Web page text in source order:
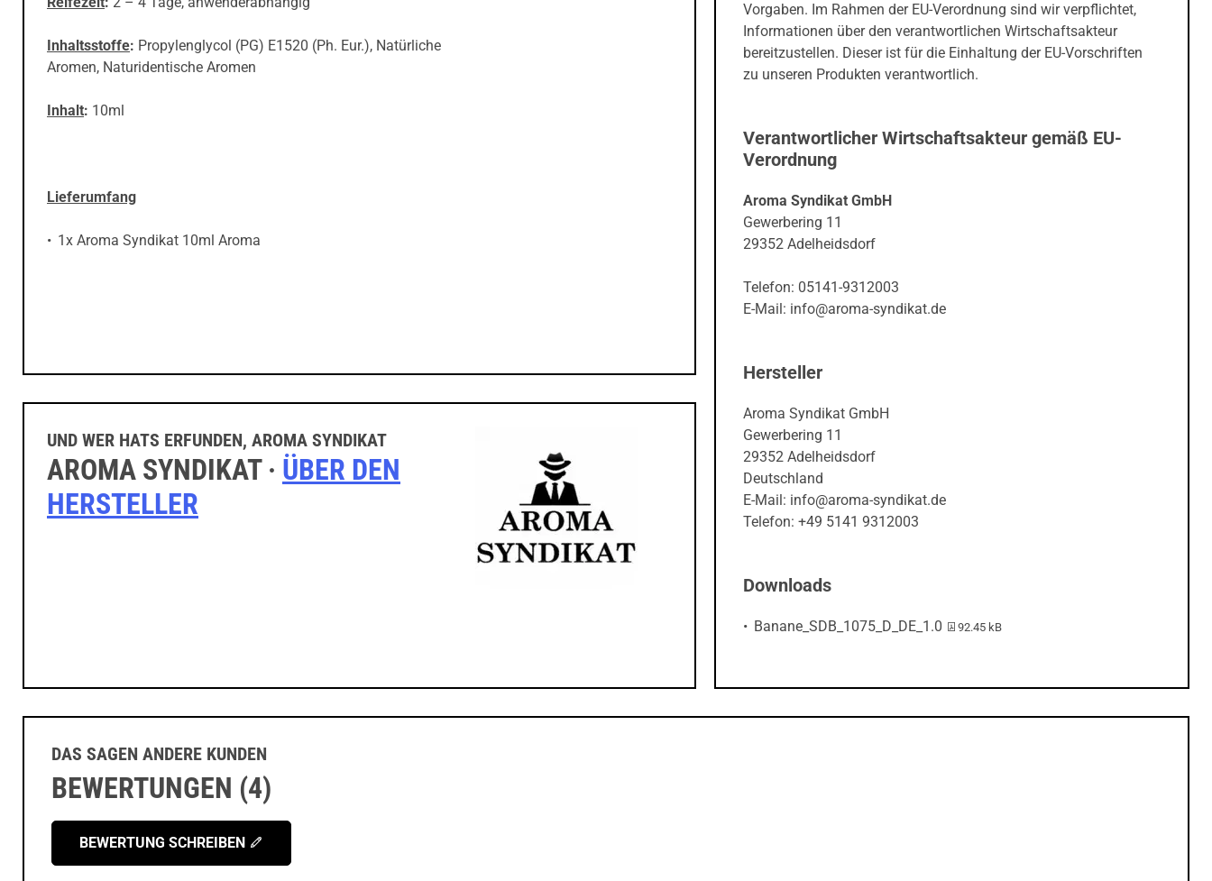
Inhaltsstoffe: Propylenglycol (PG) E1520 (Ph. Eur.), Natürliche
Aromen, Naturidentische Aromen
Inhalt: 10ml
Lieferumfang
1x Aroma Syndikat 10ml Aroma
UND WER HATS ERFUNDEN, AROMA SYNDIKAT
AROMA SYNDIKAT · ÜBER DEN
HERSTELLER
Vorgaben. Im Rahmen der EU-Verordnung sind wir verpflichtet,
Informationen über den verantwortlichen Wirtschaftsakteur
bereitzustellen. Dieser ist für die Einhaltung der EU-Vorschriften
zu unseren Produkten verantwortlich.
Verantwortlicher Wirtschaftsakteur gemäß EU-
Verordnung
Aroma Syndikat GmbH
Gewerbering 11
29352 Adelheidsdorf
Telefon: 05141-9312003
E-Mail: info@aroma-syndikat.de
Hersteller
Aroma Syndikat GmbH
Gewerbering 11
29352 Adelheidsdorf
Deutschland
E-Mail: info@aroma-syndikat.de
Telefon: +49 5141 9312003
Downloads
Banane_SDB_1075_D_DE_1.0 PDF-Datei:
92.45 kB
DAS SAGEN ANDERE KUNDEN
BEWERTUNGEN (4)
BEWERTUNG SCHREIBEN